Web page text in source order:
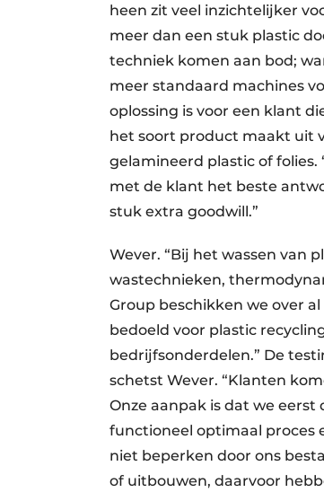
heen zit veel inzichtelijker
meer dan een stuk plastic
techniek komen aan bod;
meer standaard machines
oplossing is voor een klant
het soort product maakt uit
gelamineerd plastic of folies.
met de klant het beste
stuk extra goodwill.”
Wever. “Bij het wassen van
wastechnieken,
Group beschikken we over
bedoeld voor plastic
bedrijfsonderdelen.” De
schetst Wever. “Klanten
Onze aanpak is dat we
functioneel optimaal proces
niet beperken door ons
of uitbouwen, daarvoor